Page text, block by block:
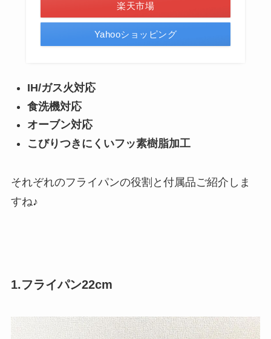
楽天市場
Yahooショッピング
IH/ガス火対応
食洗機対応
オーブン対応
こびりつきにくいフッ素樹脂加工
それぞれのフライパンの役割と付属品ご紹介しま
すね♪
1.フライパン22cm